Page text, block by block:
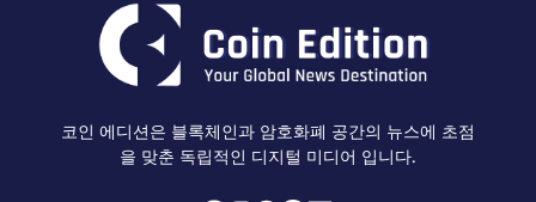
코인 에디션은 블록체인과 암호화폐 공간의 뉴스에 초점
을 맞춘 독립적인 디지털 미디어 입니다.